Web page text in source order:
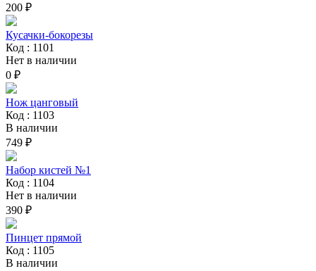
200 ₽
Кусачки-бокорезы
Код : 1101
Нет в наличии
0 ₽
Нож цанговый
Код : 1103
В наличии
749 ₽
Набор кистей №1
Код : 1104
Нет в наличии
390 ₽
Пинцет прямой
Код : 1105
В наличии